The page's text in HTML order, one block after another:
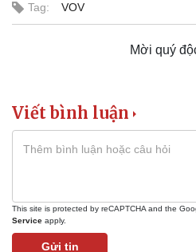
Tin nóng
Tư vấn luật
Tag: VOV
Mời quý
Viết bình luận
This site is protected by reCAPTCHA and the
Service apply.
Gửi tin